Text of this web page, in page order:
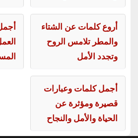
أروع كلمات عن الشتاء
والمطر تلامس الروح
وتجدد الأمل
أجمل كلمات وعبارات
قصيرة ومؤثرة عن
الحياة والأمل والنجاح